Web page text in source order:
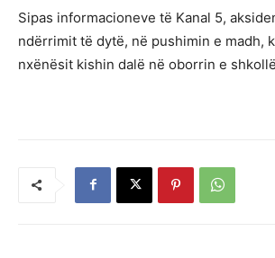
Sipas informacioneve të Kanal 5,
ndërrimit të dytë, në pushimin e madh,
nxënësit kishin dalë në oborrin e